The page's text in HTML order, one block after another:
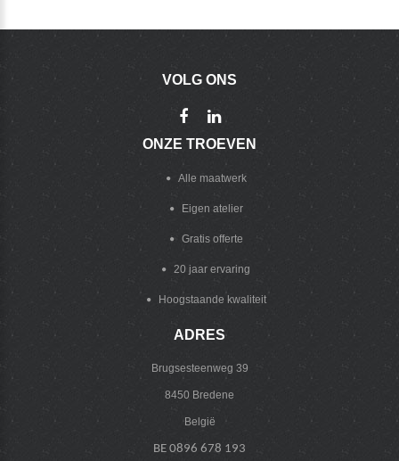
VOLG ONS
ONZE TROEVEN
Alle maatwerk
Eigen atelier
Gratis offerte
20 jaar ervaring
Hoogstaande kwaliteit
ADRES
Brugsesteenweg 39
8450 Bredene
België
BE 0896 678 193